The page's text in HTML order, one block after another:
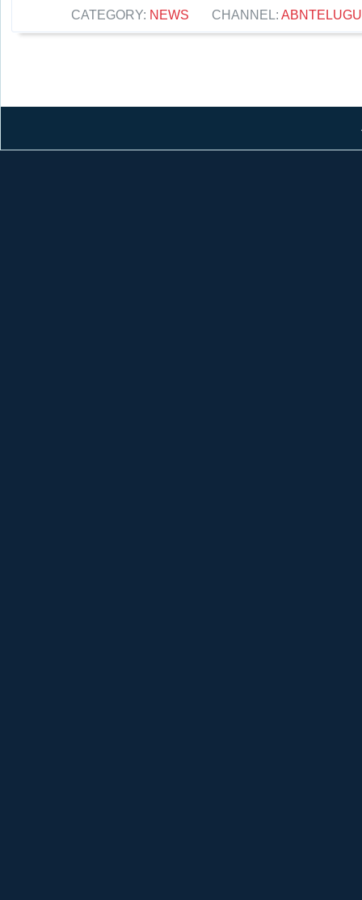
CATEGORY: NEWS CHANNEL: